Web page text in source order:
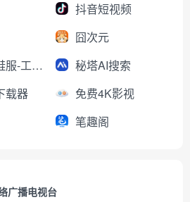
抖音短视频
囧次元
莆田潮牌鞋服-工厂直销
秘塔AI搜索
载器
免费4K影视
笔趣阁
广播电视台